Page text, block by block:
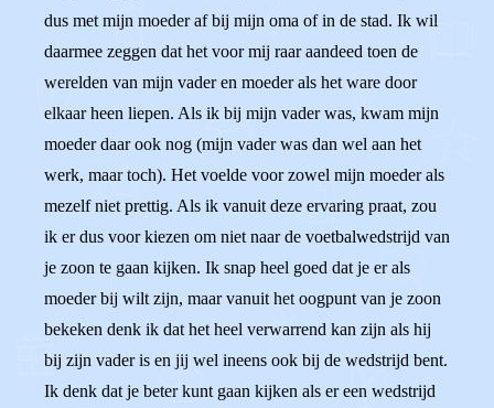
dus met mijn moeder af bij mijn oma of in de stad. Ik wil
daarmee zeggen dat het voor mij raar aandeed toen de
werelden van mijn vader en moeder als het ware door
elkaar heen liepen. Als ik bij mijn vader was, kwam mijn
moeder daar ook nog (mijn vader was dan wel aan het
werk, maar toch). Het voelde voor zowel mijn moeder als
mezelf niet prettig. Als ik vanuit deze ervaring praat, zou
ik er dus voor kiezen om niet naar de voetbalwedstrijd van
je zoon te gaan kijken. Ik snap heel goed dat je er als
moeder bij wilt zijn, maar vanuit het oogpunt van je zoon
bekeken denk ik dat het heel verwarrend kan zijn als hij
bij zijn vader is en jij wel ineens ook bij de wedstrijd bent.
Ik denk dat je beter kunt gaan kijken als er een wedstrijd